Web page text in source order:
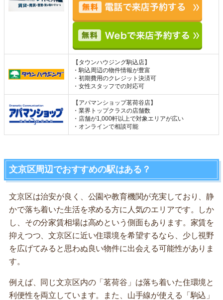
【タウンハウジング駒込店】
・駒込周辺の物件情報が豊富
・初期費用のクレジット決済可
・女性スタッフでの対応可
【アパマンショップ茗荷谷店】
・業界トップクラスの店舗数
・店舗が1,000軒以上で対象エリアが広い
・オンラインで相談可能
文京区周辺でおすすめの駅はある？
文京区は治安が良く、公園や教育機関が充実しており、静
かで落ち着いた生活を求める方に人気のエリアです。しか
し、その分家賃相場は高めという側面もあります。家賃を
抑えつつ、文京区に近い住環境を希望するなら、少し視野
を広げてみると思わぬ良い物件に出会える可能性がありま
す。
例えば、同じ文京区内の「茗荷谷」は落ち着いた住環境と
利便性を両立しています。また、山手線が使える「駒込」